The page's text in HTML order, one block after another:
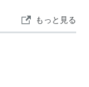
もっと見る